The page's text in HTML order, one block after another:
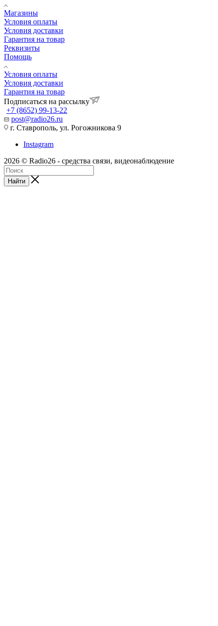
Магазины
Условия оплаты
Условия доставки
Гарантия на товар
Реквизиты
Помощь
Условия оплаты
Условия доставки
Гарантия на товар
Подписаться на рассылку
+7 (8652) 99-13-22
post@radio26.ru
г. Ставрополь, ул. Рогожникова 9
Instagram
2026 © Radio26 - средства связи, видеонаблюдение
Найти